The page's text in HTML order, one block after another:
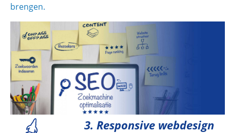
brengen.
3. Responsive webdesign